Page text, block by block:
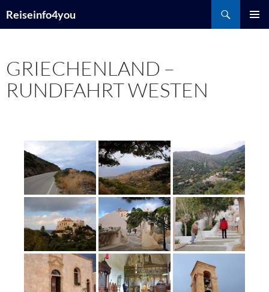
Inhalt
Reiseinfo4you
GRIECHENLAND –
RUNDFAHRT WESTEN